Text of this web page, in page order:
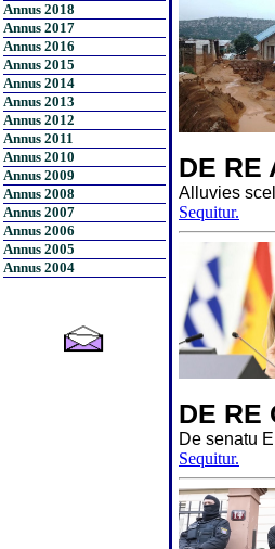
Annus 2018
Annus 2017
Annus 2016
Annus 2015
Annus 2014
Annus 2013
Annus 2012
Annus 2011
Annus 2010
Annus 2009
Annus 2008
Annus 2007
Annus 2006
Annus 2005
Annus 2004
DE RE
Alluvies
Sequitur.
DE RE
De senatu
Sequitur.